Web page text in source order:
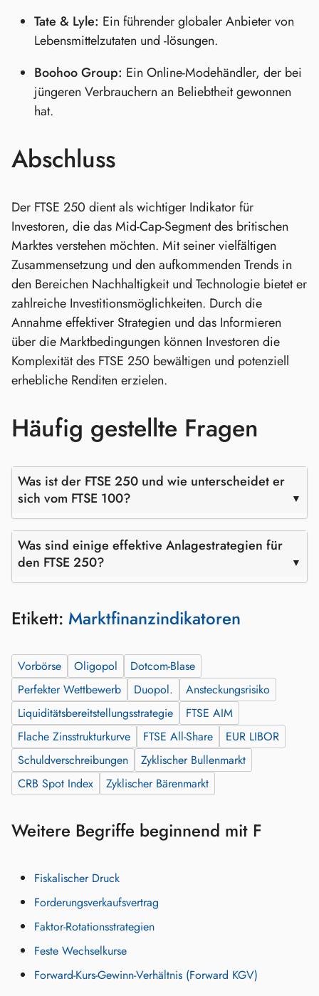
Tate & Lyle: Ein führender globaler Anbieter von
Lebensmittelzutaten und -lösungen.
Boohoo Group: Ein Online-Modehändler, der bei
jüngeren Verbrauchern an Beliebtheit gewonnen
hat.
Abschluss
Der FTSE 250 dient als wichtiger Indikator für
Investoren, die das Mid-Cap-Segment des britischen
Marktes verstehen möchten. Mit seiner vielfältigen
Zusammensetzung und den aufkommenden Trends in
den Bereichen Nachhaltigkeit und Technologie bietet er
zahlreiche Investitionsmöglichkeiten. Durch die
Annahme effektiver Strategien und das Informieren
über die Marktbedingungen können Investoren die
Komplexität des FTSE 250 bewältigen und potenziell
erhebliche Renditen erzielen.
Häufig gestellte Fragen
Was ist der FTSE 250 und wie unterscheidet er
sich vom FTSE 100?
Was sind einige effektive Anlagestrategien für
den FTSE 250?
Etikett: Marktfinanzindikatoren
Vorbörse Oligopol
Dotcom-Blase
Perfekter Wettbewerb
Duopol.
Ansteckungsrisiko
Liquiditätsbereitstellungsstrategie
FTSE AIM
Flache Zinsstrukturkurve
FTSE All-Share
EUR LIBOR
Schuldverschreibungen
Zyklischer Bullenmarkt
CRB Spot Index
Zyklischer Bärenmarkt
Weitere Begriffe beginnend mit F
Fiskalischer Druck
Forderungsverkaufsvertrag
Faktor-Rotationsstrategien
Feste Wechselkurse
Forward-Kurs-Gewinn-Verhältnis (Forward KGV)